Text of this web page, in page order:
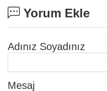
Yorum Ekle
Adınız Soyadınız
Mesaj